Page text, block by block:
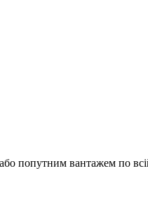
попутним вантажем по